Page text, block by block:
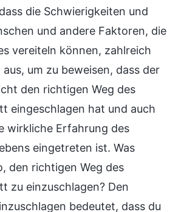
die Schwierigkeiten und
und andere Faktoren, die
vereiteln können, zahlreich
um zu beweisen, dass der
den richtigen Weg des
eingeschlagen hat und auch
wirkliche Erfahrung des
eingetreten ist. Was
den richtigen Weg des
zu einzuschlagen? Den
bedeutet, dass du